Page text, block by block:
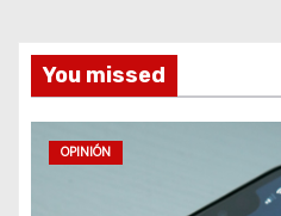
You missed
OPINIÓN